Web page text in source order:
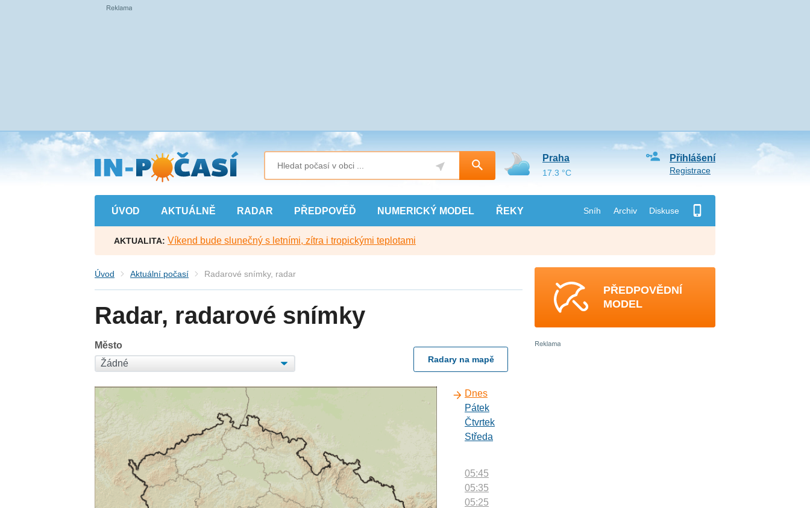
Přejít
na
hlavní
obsah
ÚVOD AKTUÁLNĚ RADAR PŘEDPOVĚĎ NUMERICKÝ MODEL ŘEKY Sníh Archiv Diskuse
Přihlášení
Registrace
Praha
17.3 °C
AKTUALITA: Víkend bude slunečný s letními, zítra i tropickými teplotami
Úvod Aktuální počasí Radarové snímky, radar
Radar, radarové snímky
Město
Radary na mapě
Dnes
Pátek
Čtvrtek
Středa
05:45
05:35
05:25
PŘEDPOVĚDNÍ
MODEL